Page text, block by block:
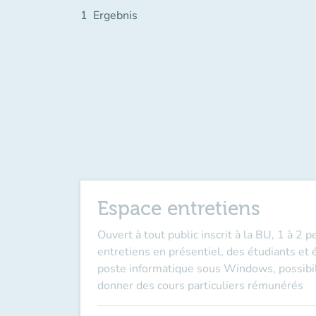
1 Ergebnis
Espace entretiens
Ouvert à tout public inscrit à la BU, 1 à 2
entretiens en présentiel, des étudiants et
poste informatique sous Windows,
donner des cours particuliers rémunérés